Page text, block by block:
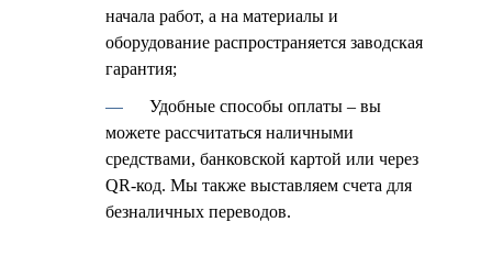
начала работ, а на материалы и
оборудование распространяется заводская
гарантия;
Удобные способы оплаты – вы
можете рассчитаться наличными
средствами, банковской картой или через
QR-код. Мы также выставляем счета для
безналичных переводов.